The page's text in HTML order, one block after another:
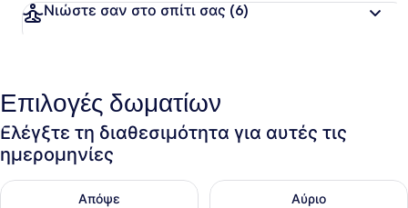
Νιώστε σαν στο σπίτι σας (6)
Επιλογές δωματίων
Ελέγξτε τη διαθεσιμότητα για αυτές τις
ημερομηνίες
Απόψε
Έλεγχος διαθεσιμότητας για απόψε Αυγ 9 - Αυγ 10
Αύριο
Έλεγχος διαθεσιμότητας